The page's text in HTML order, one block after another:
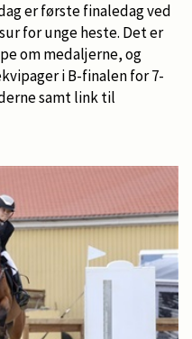
er første finaledag ved
for unge heste. Det er
om medaljerne, og
i B-finalen for 7-
samt link til